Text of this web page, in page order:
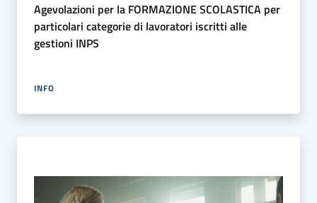
Agevolazioni per la FORMAZIONE SCOLASTICA per
particolari categorie di lavoratori iscritti alle
gestioni INPS
INFO